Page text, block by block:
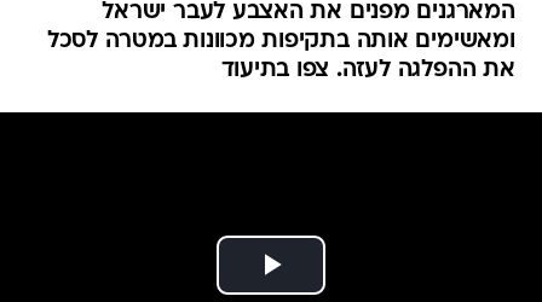
המארגנים מפנים את האצבע לעבר ישראל
ומאשימים אותה בתקיפות מכוונות במטרה לסכל
את ההפלגה לעזה. צפו בתיעוד